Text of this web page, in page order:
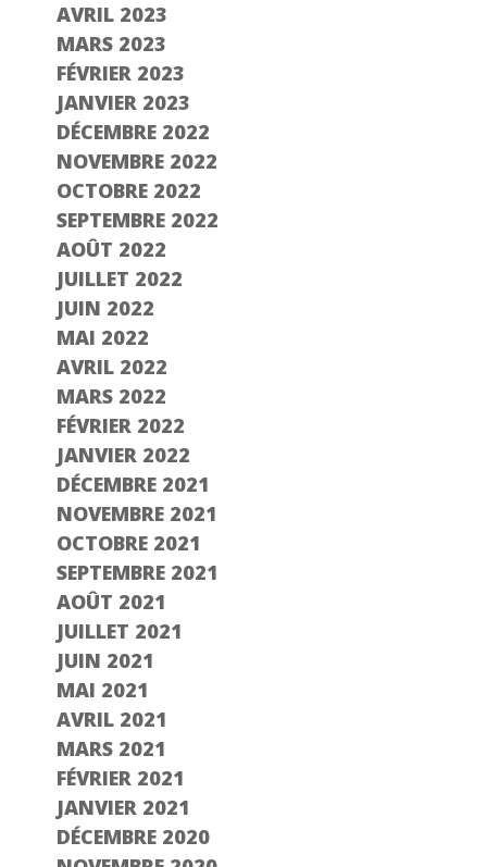
AVRIL 2023
MARS 2023
FÉVRIER 2023
JANVIER 2023
DÉCEMBRE 2022
NOVEMBRE 2022
OCTOBRE 2022
SEPTEMBRE 2022
AOÛT 2022
JUILLET 2022
JUIN 2022
MAI 2022
AVRIL 2022
MARS 2022
FÉVRIER 2022
JANVIER 2022
DÉCEMBRE 2021
NOVEMBRE 2021
OCTOBRE 2021
SEPTEMBRE 2021
AOÛT 2021
JUILLET 2021
JUIN 2021
MAI 2021
AVRIL 2021
MARS 2021
FÉVRIER 2021
JANVIER 2021
DÉCEMBRE 2020